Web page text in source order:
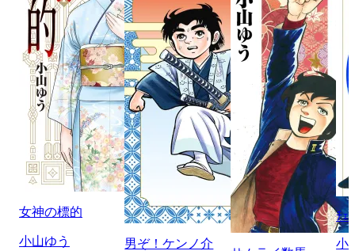
女神の標的
小山ゆう 男ぞ！ケンノ介
ﾁｪ
小